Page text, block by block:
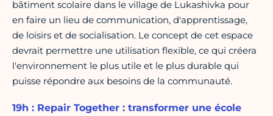
bâtiment scolaire dans le village de Lukashivka pour
en faire un lieu de communication, d'apprentissage,
de loisirs et de socialisation. Le concept de cet espace
devrait permettre une utilisation flexible, ce qui créera
l'environnement le plus utile et le plus durable qui
puisse répondre aux besoins de la communauté.
19h : Repair Together : transformer une école